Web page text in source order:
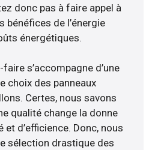
donc pas à faire appel à
bénéfices de l’énergie
énergétiques.
s’accompagne d’une
choix des panneaux
Certes, nous savons
qualité change la donne
d’efficience. Donc, nous
sélection drastique des